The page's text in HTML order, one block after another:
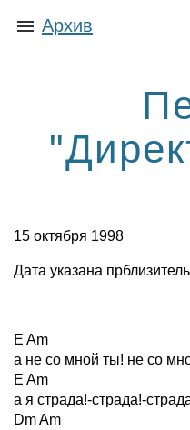
Архив
15 октября 1998
Дата указана
E Am
а не со мной ты! не со
E Am
а я страда!-страда!-
Dm Am